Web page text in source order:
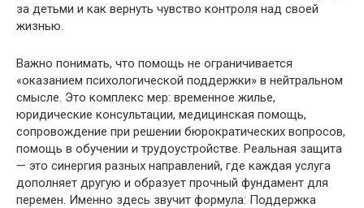
за детьми и как вернуть чувство контроля над своей
жизнью.
Важно понимать, что помощь не ограничивается
«оказанием психологической поддержки» в нейтральном
смысле. Это комплекс мер: временное жилье,
юридические консультации, медицинская помощь,
сопровождение при решении бюрократических вопросов,
помощь в обучении и трудоустройстве. Реальная защита
— это синергия разных направлений, где каждая услуга
дополняет другую и образует прочный фундамент для
перемен. Именно здесь звучит формула: Поддержка